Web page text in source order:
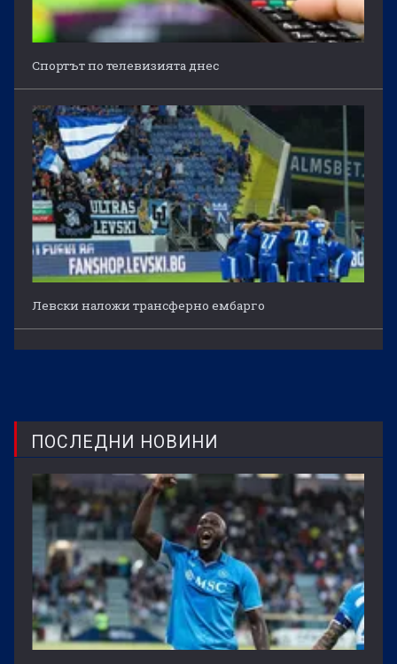
Спортът по телевизията днес
Левски наложи трансферно ембарго
ПОСЛЕДНИ НОВИНИ